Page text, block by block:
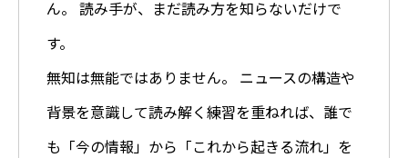
ん。 読み手が、まだ読み方を知らないだけで
す。
無知は無能ではありません。 ニュースの構造や
背景を意識して読み解く練習を重ねれば、誰で
も「今の情報」から「これから起きる流れ」を